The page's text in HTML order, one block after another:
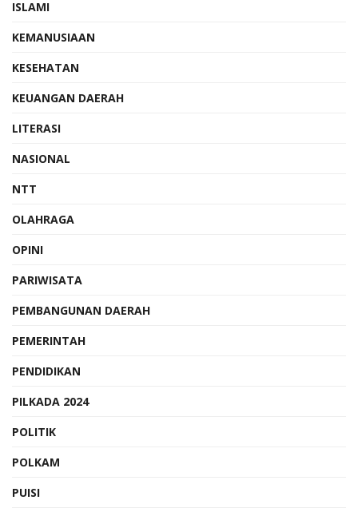
ISLAMI
KEMANUSIAAN
KESEHATAN
KEUANGAN DAERAH
LITERASI
NASIONAL
NTT
OLAHRAGA
OPINI
PARIWISATA
PEMBANGUNAN DAERAH
PEMERINTAH
PENDIDIKAN
PILKADA 2024
POLITIK
POLKAM
PUISI